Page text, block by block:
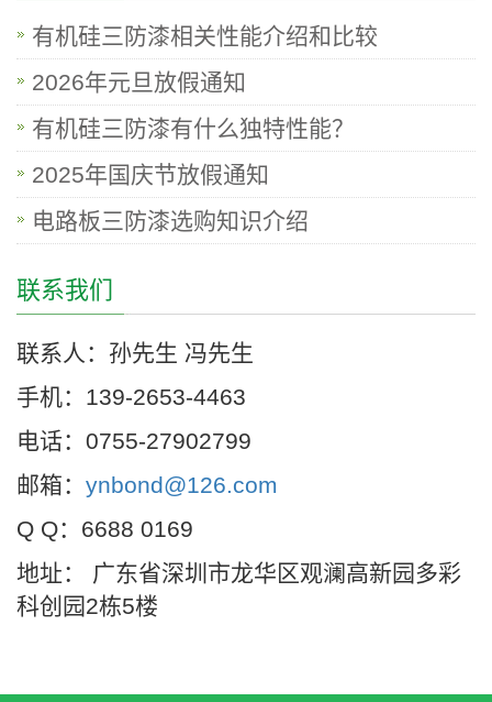
有机硅三防漆相关性能介绍和比较
2026年元旦放假通知
有机硅三防漆有什么独特性能？
2025年国庆节放假通知
电路板三防漆选购知识介绍
联系我们
联系人：孙先生 冯先生
手机：139-2653-4463
电话：0755-27902799
邮箱： ynbond@126.com
Q Q：6688 0169
地址： 广东省深圳市龙华区观澜高新园多彩
科创园2栋5楼